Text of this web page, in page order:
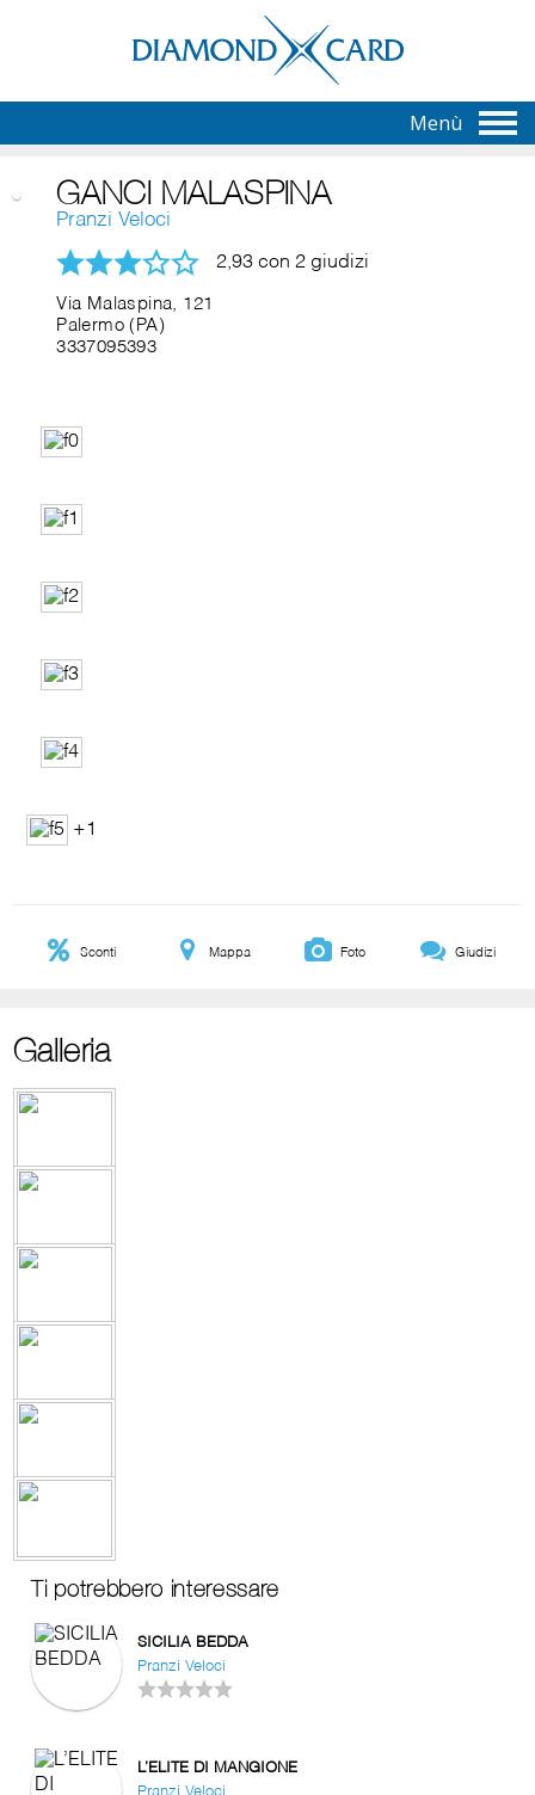
Menù
GANCI MALASPINA
Pranzi Veloci
2,93 con 2 giudizi
Via Malaspina, 121
Palermo (PA)
3337095393
+1
Sconti Mappa Foto Giudizi
Galleria
Ti potrebbero interessare
SICILIA BEDDA
Pranzi Veloci
L’ELITE DI MANGIONE
Pranzi Veloci